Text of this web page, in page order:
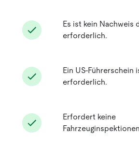
Es ist kein Nachweis
erforderlich.
Ein US-Führerschein
erforderlich.
Erfordert keine